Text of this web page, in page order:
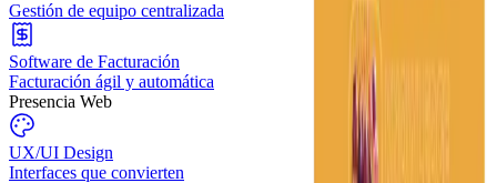
Gestión de equipo centralizada
Software de Facturación
Facturación ágil y automática
Presencia Web
UX/UI Design
Interfaces que convierten